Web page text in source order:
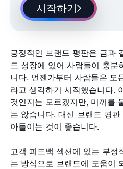
시작하기
긍정적인 브랜드 평판은 금과
드 성장에 있어 사람들이 충분
니다. 언젠가부터 사람들은 모
라고 생각하기 시작했습니다.
것인지는 모르겠지만, 미끼를
는 않습니다. 대신 브랜드 평
아들이는 것이 좋습니다.
고객 피드백 섹션에 있는 부정
는 방식으로 브랜드에 도움이